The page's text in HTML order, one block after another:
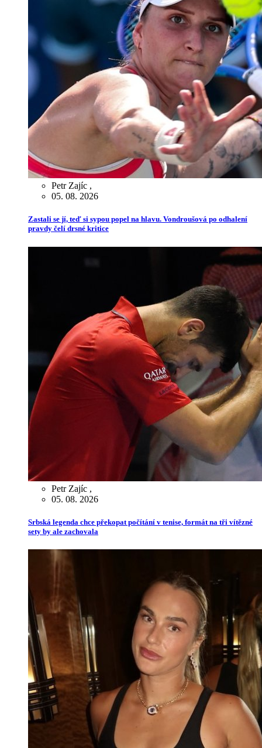
Petr Zajíc ,
05. 08. 2026
Zastali se jí, teď si sypou popel na hlavu. Vondroušová po odhalení
pravdy čelí drsné kritice
Petr Zajíc ,
05. 08. 2026
Srbská legenda chce překopat počítání v tenise, formát na tři vítězné
sety by ale zachovala